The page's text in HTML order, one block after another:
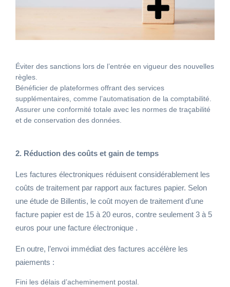
Éviter des sanctions lors de l’entrée en vigueur des nouvelles
règles.
Bénéficier de plateformes offrant des services
supplémentaires, comme l’automatisation de la comptabilité.
Assurer une conformité totale avec les normes de traçabilité
et de conservation des données.
2. Réduction des coûts et gain de temps
Les factures électroniques réduisent considérablement les
coûts de traitement par rapport aux factures papier. Selon
une étude de Billentis, le coût moyen de traitement d'une
facture papier est de 15 à 20 euros, contre seulement 3 à 5
euros pour une facture électronique .
En outre, l’envoi immédiat des factures accélère les
paiements :
Fini les délais d’acheminement postal.